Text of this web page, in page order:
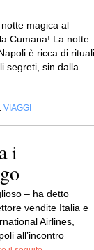
magica al
Cumana! La notte
è ricca di rituali
segreti, sin dalla...
VIAGGI
i
– ha detto
vendite Italia e
Airlines,
all’incontro